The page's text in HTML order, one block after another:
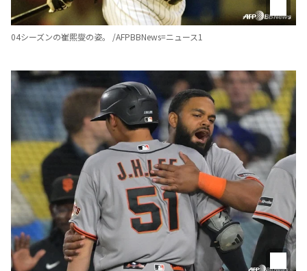
04シーズンの崔熙燮の姿。 /AFPBBNews=ニュース1